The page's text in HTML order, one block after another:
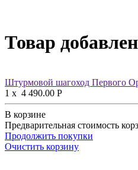
Товар
Штурмовой шагоход Первого
1 x 4 490.00 Р
В корзине
Предварительная стоимость
Продолжить покупки
Очистить корзину